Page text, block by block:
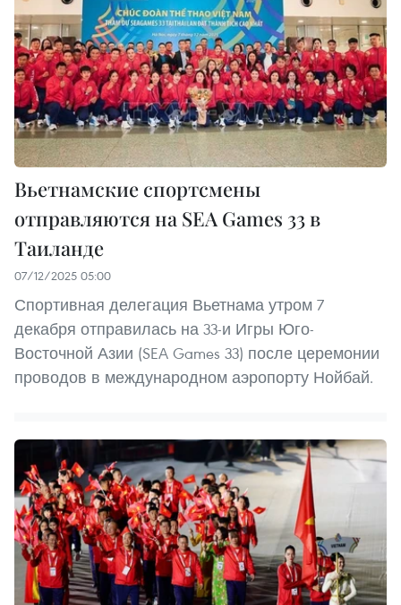
Вьетнамские спортсмены
отправляются на SEA Games 33 в
Таиланде
07/12/2025 05:00
Спортивная делегация Вьетнама утром 7
декабря отправилась на 33-и Игры Юго-
Восточной Азии (SEA Games 33) после церемонии
проводов в международном аэропорту Нойбай.